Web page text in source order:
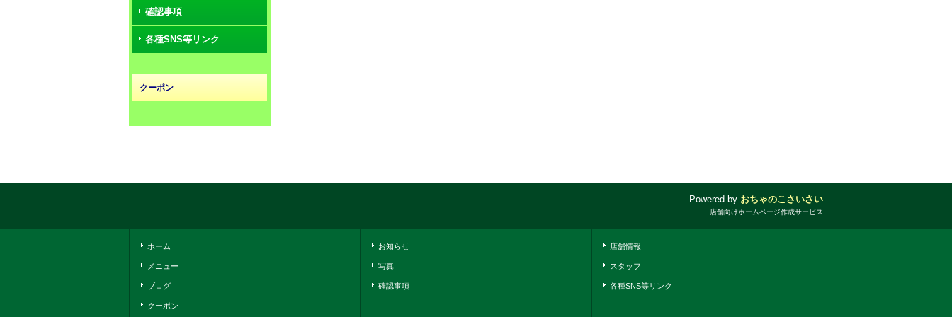
確認事項
各種SNS等リンク
クーポン
Powered by おちゃのこさいさい
店舗向けホームページ作成サービス
ホーム
メニュー
ブログ
クーポン
お知らせ
写真
確認事項
店舗情報
スタッフ
各種SNS等リンク